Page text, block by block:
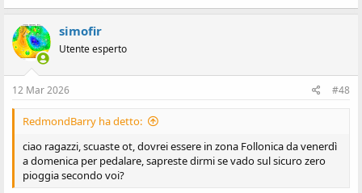
simofir
Utente esperto
12 Mar 2026 #48
RedmondBarry ha detto:
ciao ragazzi, scuaste ot, dovrei essere in zona Follonica da venerdì
a domenica per pedalare, sapreste dirmi se vado sul sicuro zero
pioggia secondo voi?